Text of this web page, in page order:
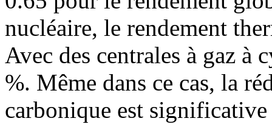
nucléaire, le rendement
Avec des centrales à gaz à
%. Même dans ce cas, la
carbonique est